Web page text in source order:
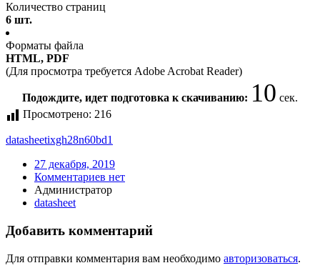
Количество страниц
6 шт.
Форматы файла
HTML, PDF
(Для просмотра требуется Adobe Acrobat Reader)
Подождите, идет подготовка к скачиванию: 10 сек.
Просмотрено: 216
datasheetixgh28n60bd1
27 декабря, 2019
Комментариев нет
Администратор
datasheet
Добавить комментарий
Для отправки комментария вам необходимо авторизоваться.